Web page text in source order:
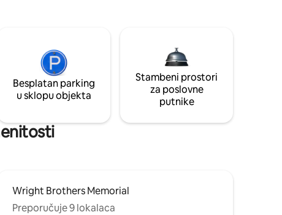
Besplatan parking
u sklopu objekta
Stambeni prostori
za poslovne
putnike
Wright Brothers Memorial
Preporučuje 9 lokalaca